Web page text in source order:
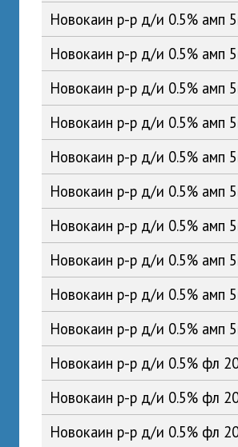
Новокаин р-р д/и 0.5%
Новокаин р-р д/и 0.5% амп
Новокаин р-р д/и 0.5% амп
Новокаин р-р д/и 0.5% амп
Новокаин р-р д/и 0.5% амп
Новокаин р-р д/и 0.5% амп
Новокаин р-р д/и 0.5% амп
Новокаин р-р д/и 0.5% амп
Новокаин р-р д/и 0.5% амп
Новокаин р-р д/и 0.5% амп
Новокаин р-р д/и 0.5% фл
Новокаин р-р д/и 0.5% фл
Новокаин р-р д/и 0.5% фл